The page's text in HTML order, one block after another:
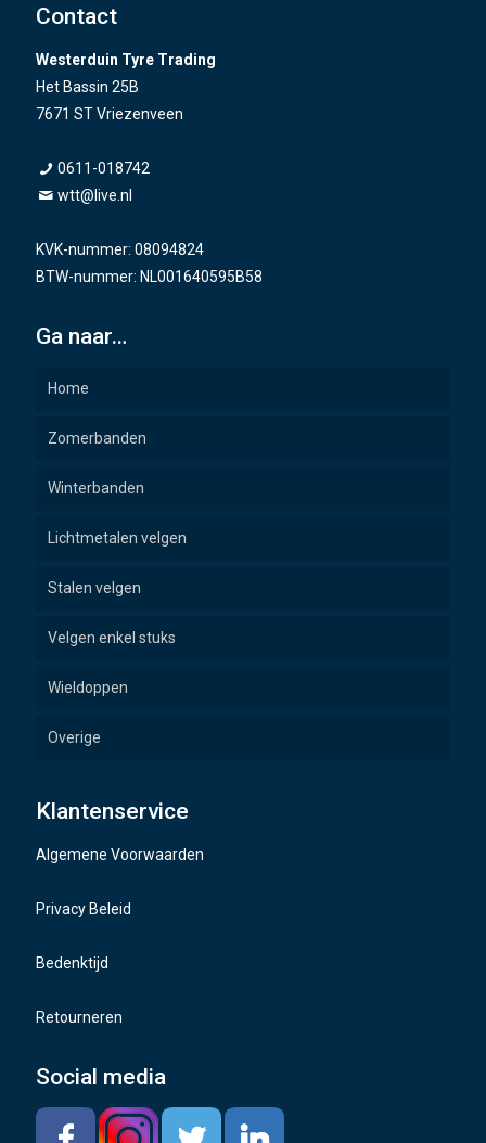
Contact
Westerduin Tyre Trading
Het Bassin 25B
7671 ST Vriezenveen
0611-018742
wtt@live.nl
KVK-nummer: 08094824
BTW-nummer: NL001640595B58
Ga naar…
Home
Zomerbanden
Winterbanden
Lichtmetalen velgen
Stalen velgen
Velgen enkel stuks
Wieldoppen
Overige
Klantenservice
Algemene Voorwaarden
Privacy Beleid
Bedenktijd
Retourneren
Social media